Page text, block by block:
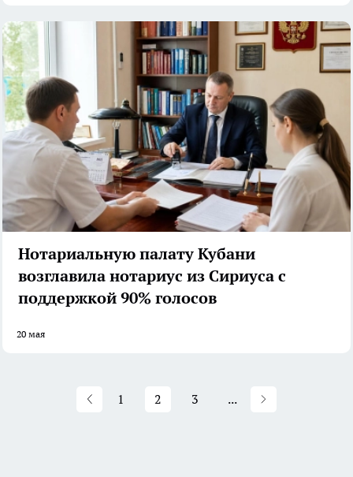
Нотариальную палату Кубани
возглавила нотариус из Сириуса с
поддержкой 90% голосов
20 мая
1 2 3 ...